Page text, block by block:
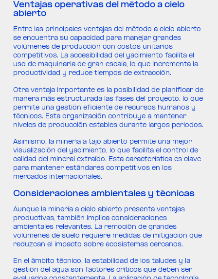
Ventajas operativas del método a cielo
abierto
Entre las principales ventajas del método a cielo abierto
se encuentra su capacidad para manejar grandes
volúmenes de producción con costos unitarios
competitivos. La accesibilidad del yacimiento facilita el
uso de maquinaria de gran escala, lo que incrementa la
productividad y reduce tiempos de extracción.
Otra ventaja importante es la posibilidad de planificar de
manera más estructurada las fases del proyecto, lo que
permite una gestión eficiente de recursos humanos y
técnicos. Esta organización contribuye a mantener
niveles de producción estables durante largos periodos.
Asimismo, la minería a tajo abierto permite una mejor
visualización del yacimiento, lo que facilita el control de
calidad del mineral extraído. Esta característica es clave
para mantener estándares competitivos en los
mercados internacionales.
Consideraciones ambientales y técnicas
Aunque la minería a cielo abierto presenta ventajas
productivas, también implica consideraciones
ambientales relevantes. La remoción de grandes
volúmenes de suelo requiere medidas de mitigación que
reduzcan el impacto sobre ecosistemas cercanos.
En el ámbito técnico, la estabilidad de los taludes y la
gestión del agua son factores críticos que deben ser